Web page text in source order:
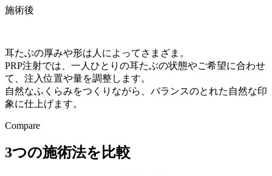
施術後
耳たぶの厚みや形は人によってさまざま。
PRP注射では、一人ひとりの耳たぶの状態やご希望に合わせ
て、注入位置や量を調整します。
自然なふくらみをつくりながら、バランスのとれた自然な印
象に仕上げます。
Compare
3つの施術法を 比較